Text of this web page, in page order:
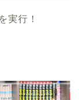
実行！